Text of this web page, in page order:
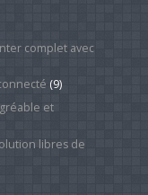
complet avec
(9)
et
libres de